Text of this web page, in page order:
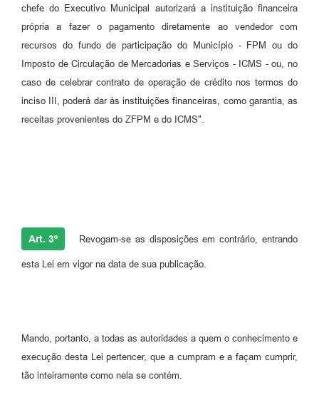
chefe do Executivo Municipal autorizará a instituição financeira
própria a fazer o pagamento diretamente ao vendedor com
recursos do fundo de participação do Município - FPM ou do
Imposto de Circulação de Mercadorias e Serviços - ICMS - ou, no
caso de celebrar contrato de operação de crédito nos termos do
inciso III, poderá dar às instituições financeiras, como garantia, as
receitas provenientes do ZFPM e do ICMS".
Art. 3º Revogam-se as disposições em contrário, entrando
esta Lei em vigor na data de sua publicação.
Mando, portanto, a todas as autoridades a quem o conhecimento e
execução desta Lei pertencer, que a cumpram e a façam cumprir,
tão inteiramente como nela se contém.